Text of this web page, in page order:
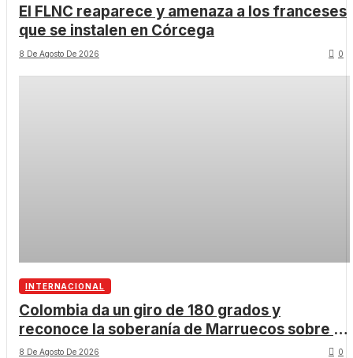
El FLNC reaparece y amenaza a los franceses
que se instalen en Córcega
8 De Agosto De 2026 0
INTERNACIONAL
Colombia da un giro de 180 grados y
reconoce la soberanía de Marruecos sobre el
Sáhara Occidental
8 De Agosto De 2026 0